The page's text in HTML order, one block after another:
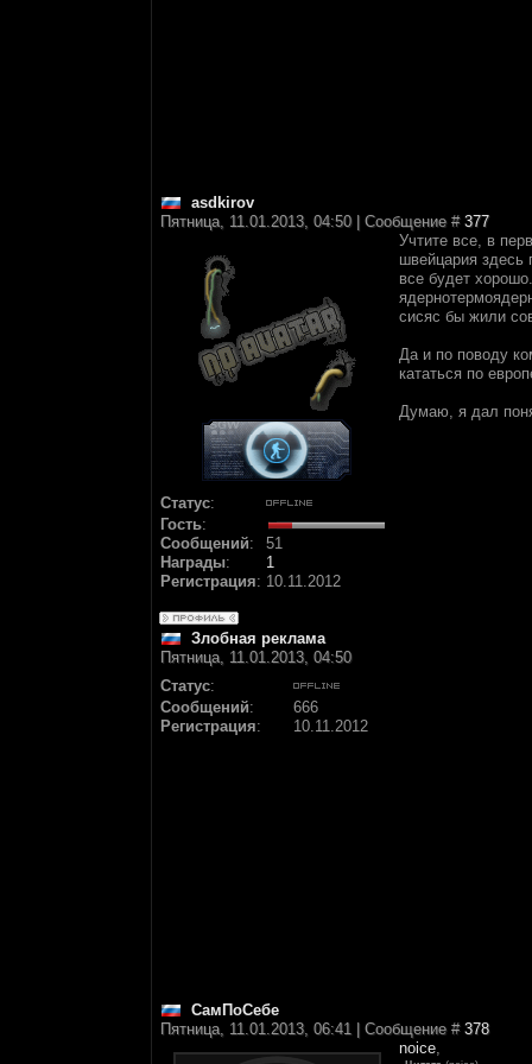
asdkirov
Пятница, 11.01.2013, 04:50 | Сообщение # 377
Статус:
Гость:
Сообщений:
51
Награды:
1
Регистрация: 10.11.2012
Учтите все, в
швейцария здесь
все будет
сисяс бы жили
Да и по поводу
кататься по
Думаю, я дал
Злобная реклама
Пятница, 11.01.2013, 04:50
Статус:
Сообщений:
666
Регистрация: 10.11.2012
СамПоСебе
Пятница, 11.01.2013, 06:41 | Сообщение # 378
noice,